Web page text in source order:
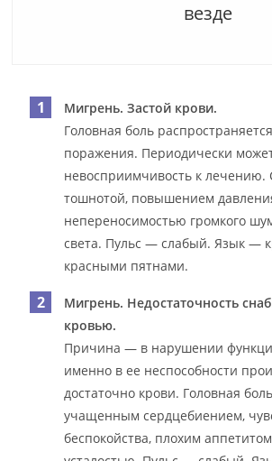
везде
Мигрень. Застой крови.
Головная боль
поражения. Периодически
невосприимчивость к лечению.
тошнотой, повышением
непереносимостью громкого
света. Пульс — слабый. Язык —
красными пятнами.
Мигрень. Недостаточность
кровью.
Причина — в нарушении
именно в ее неспособности
достаточно крови. Головная
учащенным сердцебиением,
беспокойства, плохим